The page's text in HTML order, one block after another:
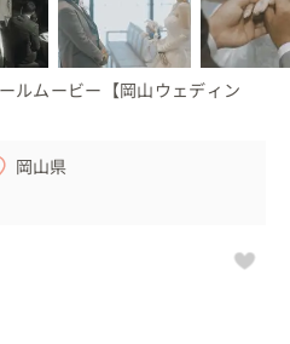
ルムービー【岡山ウェディン
岡山県